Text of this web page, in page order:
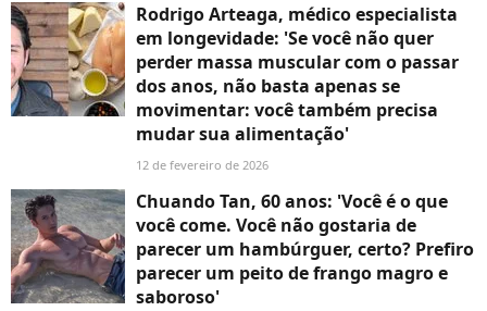
Rodrigo Arteaga, médico especialista
em longevidade: 'Se você não quer
perder massa muscular com o passar
dos anos, não basta apenas se
movimentar: você também precisa
mudar sua alimentação'
12 de fevereiro de 2026
Chuando Tan, 60 anos: 'Você é o que
você come. Você não gostaria de
parecer um hambúrguer, certo? Prefiro
parecer um peito de frango magro e
saboroso'